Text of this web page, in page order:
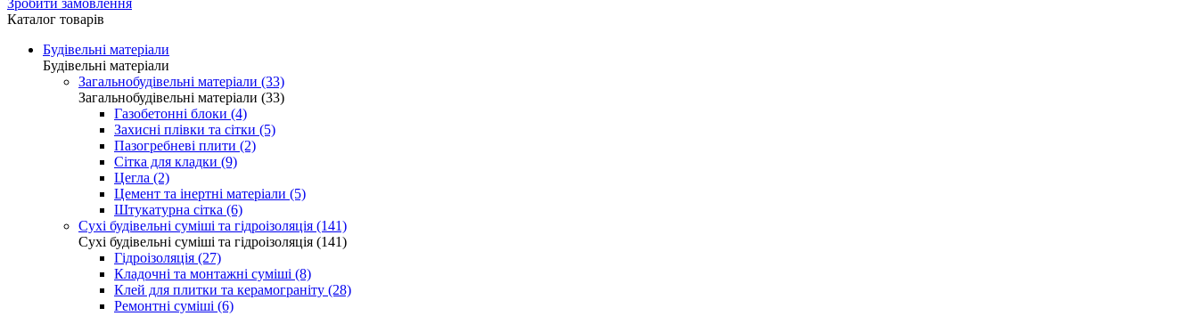
Каталог товарів
Будівельні матеріали
Будівельні матеріали
Загальнобудівельні матеріали (33)
Загальнобудівельні матеріали (33)
Газобетонні блоки (4)
Захисні плівки та сітки (5)
Пазогребневі плити (2)
Сітка для кладки (9)
Цегла (2)
Цемент та інертні матеріали (5)
Штукатурна сітка (6)
Сухі будівельні суміші та гідроізоляція (141)
Сухі будівельні суміші та гідроізоляція (141)
Гідроізоляція (27)
Кладочні та монтажні суміші (8)
Клей для плитки та керамограніту (28)
Ремонтні суміші (6)